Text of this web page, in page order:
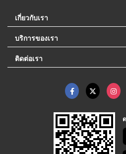
เกี่ยวกับเรา
บริการของเรา
ติดต่อเรา